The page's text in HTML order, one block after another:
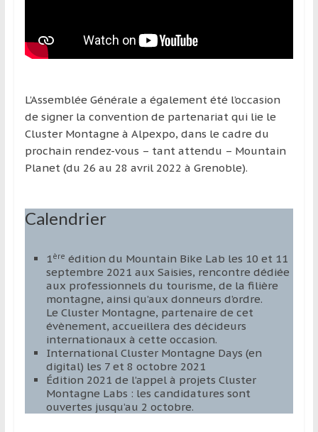
L’Assemblée Générale a également été l’occasion
de signer la convention de partenariat qui lie le
Cluster Montagne à Alpexpo, dans le cadre du
prochain rendez-vous – tant attendu – Mountain
Planet (du 26 au 28 avril 2022 à Grenoble).
Calendrier
1ère édition du Mountain Bike Lab les 10 et 11
septembre 2021 aux Saisies, rencontre dédiée
aux professionnels du tourisme, de la filière
montagne, ainsi qu’aux donneurs d’ordre.
Le Cluster Montagne, partenaire de cet
évènement, accueillera des décideurs
internationaux à cette occasion.
International Cluster Montagne Days (en
digital) les 7 et 8 octobre 2021
Édition 2021 de l’appel à projets Cluster
Montagne Labs : les candidatures sont
ouvertes jusqu’au 2 octobre.